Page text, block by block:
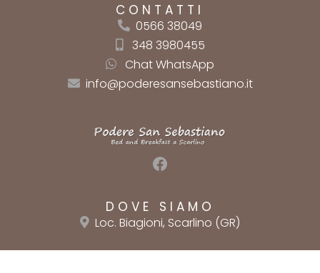
CONTATTI
0566 38049
348 3980455
Chat WhatsApp
info@poderesansebastiano.it
Facebook
DOVE SIAMO
Loc. Biagioni, Scarlino (GR)